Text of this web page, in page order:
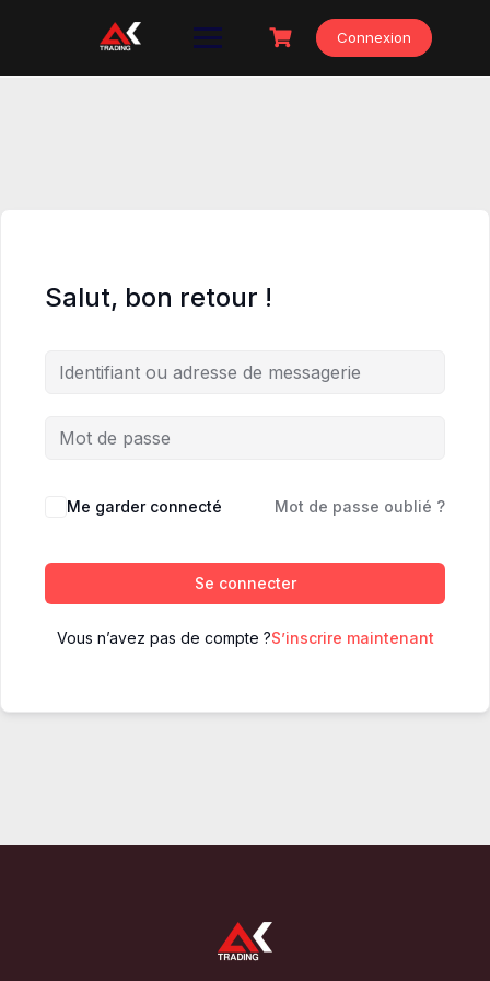
Connexion
Salut, bon retour !
Me garder connecté Mot de passe oublié ?
Se connecter
Vous n’avez pas de compte ?S’inscrire maintenant